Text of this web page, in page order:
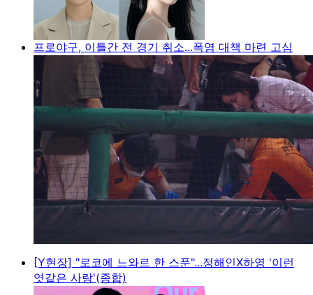
프로야구, 이틀간 전 경기 취소...폭염 대책 마련 고심
[Y현장] "로코에 느와르 한 스푼"...정해인X하영 '이런
엿같은 사랑'(종합)